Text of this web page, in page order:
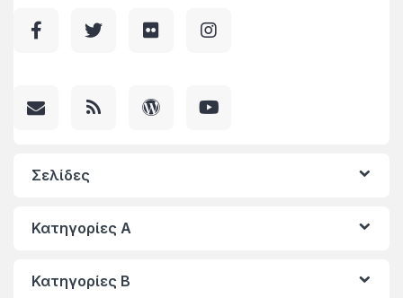
Σελίδες
Κατηγορίες A
Κατηγορίες Β